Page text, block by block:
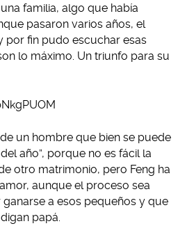
familia, algo que había
pasaron varios años, el
por fin pudo escuchar esas
lo máximo. Un triunfo para su
un hombre que bien se puede
año”, porque no es fácil la
otro matrimonio, pero Feng ha
aunque el proceso sea
a esos pequeños y que
papá.